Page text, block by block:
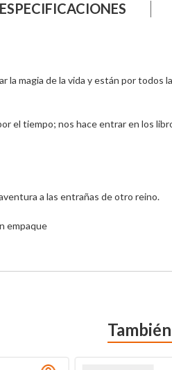
ESPECIFICACIONES
la magia de la vida y están por todos
el tiempo; nos hace entrar en los
a las entrañas de otro reino.
empaque